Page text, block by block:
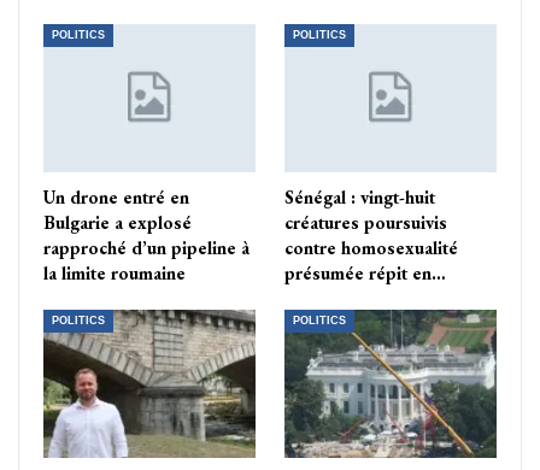
POLITICS
Un drone entré en
Bulgarie a explosé
rapproché d’un pipeline à
la limite roumaine
POLITICS
Sénégal : vingt-huit
créatures poursuivis
contre homosexualité
présumée répit en…
POLITICS POLITICS